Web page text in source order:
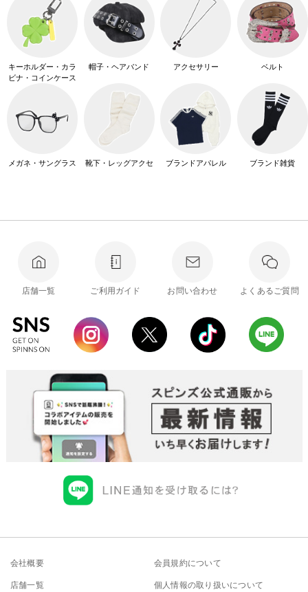
キーホルダー・カラ
ビナ・コインケース
帽子・ヘアバンド アクセサリー ベルト
メガネ・サングラス 靴下・レッグアクセ ブランドアパレル ブランド雑貨
店舗一覧 ご利用ガイド お問い合わせ よくあるご質問
会社概要 会員規約について
店舗一覧 個人情報の取り扱いについて